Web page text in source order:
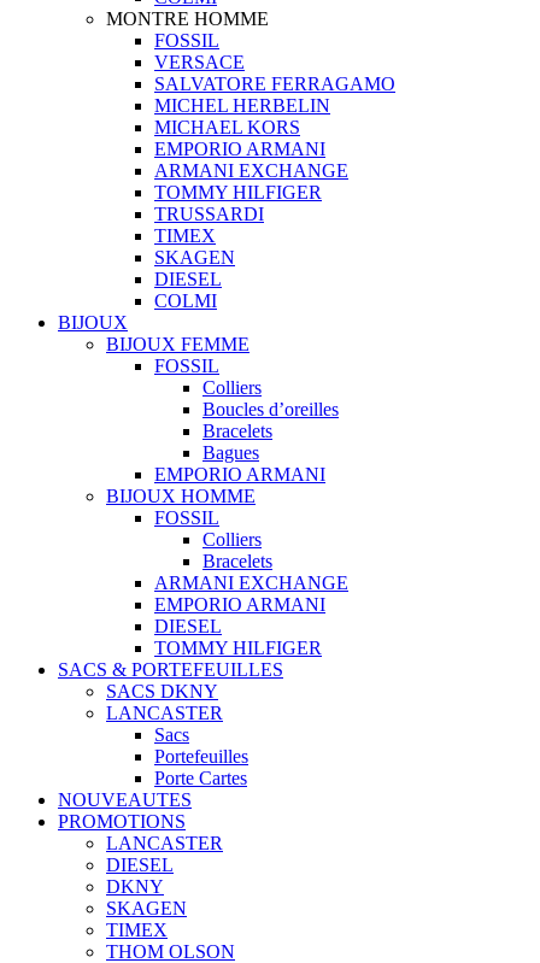
MONTRE HOMME
FOSSIL
VERSACE
SALVATORE FERRAGAMO
MICHEL HERBELIN
MICHAEL KORS
EMPORIO ARMANI
ARMANI EXCHANGE
TOMMY HILFIGER
TRUSSARDI
TIMEX
SKAGEN
DIESEL
COLMI
BIJOUX
BIJOUX FEMME
FOSSIL
Colliers
Boucles d’oreilles
Bracelets
Bagues
EMPORIO ARMANI
BIJOUX HOMME
FOSSIL
Colliers
Bracelets
ARMANI EXCHANGE
EMPORIO ARMANI
DIESEL
TOMMY HILFIGER
SACS & PORTEFEUILLES
SACS DKNY
LANCASTER
Sacs
Portefeuilles
Porte Cartes
NOUVEAUTES
PROMOTIONS
LANCASTER
DIESEL
DKNY
SKAGEN
TIMEX
THOM OLSON